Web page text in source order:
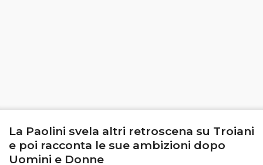
La Paolini svela altri retroscena su Troiani
e poi racconta le sue ambizioni dopo
Uomini e Donne